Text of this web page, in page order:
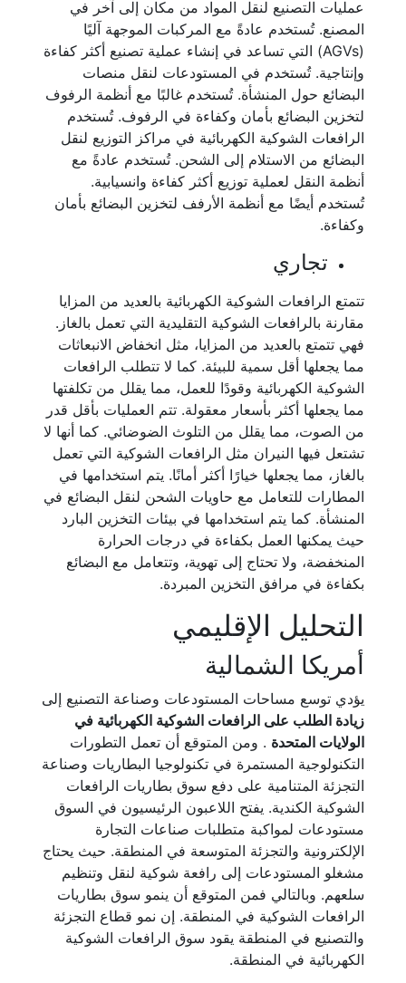
عمليات التصنيع لنقل المواد من مكان إلى آخر في
المصنع. تُستخدم عادةً مع المركبات الموجهة آليًا
(AGVs) التي تساعد في إنشاء عملية تصنيع أكثر كفاءة
وإنتاجية. تُستخدم في المستودعات لنقل منصات
البضائع حول المنشأة. تُستخدم غالبًا مع أنظمة الرفوف
لتخزين البضائع بأمان وكفاءة في الرفوف. تُستخدم
الرافعات الشوكية الكهربائية في مراكز التوزيع لنقل
البضائع من الاستلام إلى الشحن. تُستخدم عادةً مع
أنظمة النقل لعملية توزيع أكثر كفاءة وانسيابية.
تُستخدم أيضًا مع أنظمة الأرفف لتخزين البضائع بأمان
وكفاءة.
تجاري
تتمتع الرافعات الشوكية الكهربائية بالعديد من المزايا
مقارنة بالرافعات الشوكية التقليدية التي تعمل بالغاز.
فهي تتمتع بالعديد من المزايا، مثل انخفاض الانبعاثات
مما يجعلها أقل سمية للبيئة. كما لا تتطلب الرافعات
الشوكية الكهربائية وقودًا للعمل، مما يقلل من تكلفتها
مما يجعلها أكثر بأسعار معقولة. تتم العمليات بأقل قدر
من الصوت، مما يقلل من التلوث الضوضائي. كما أنها لا
تشتعل فيها النيران مثل الرافعات الشوكية التي تعمل
بالغاز، مما يجعلها خيارًا أكثر أمانًا. يتم استخدامها في
المطارات للتعامل مع حاويات الشحن لنقل البضائع في
المنشأة. كما يتم استخدامها في بيئات التخزين البارد
حيث يمكنها العمل بكفاءة في درجات الحرارة
المنخفضة، ولا تحتاج إلى تهوية، وتتعامل مع البضائع
بكفاءة في مرافق التخزين المبردة.
التحليل الإقليمي
أمريكا الشمالية
يؤدي توسع مساحات المستودعات وصناعة التصنيع إلى
زيادة الطلب على الرافعات الشوكية الكهربائية في
الولايات المتحدة . ومن المتوقع أن تعمل التطورات
التكنولوجية المستمرة في تكنولوجيا البطاريات وصناعة
التجزئة المتنامية على دفع سوق بطاريات الرافعات
الشوكية الكندية. يفتح اللاعبون الرئيسيون في السوق
مستودعات لمواكبة متطلبات صناعات التجارة
الإلكترونية والتجزئة المتوسعة في المنطقة. حيث يحتاج
مشغلو المستودعات إلى رافعة شوكية لنقل وتنظيم
سلعهم. وبالتالي فمن المتوقع أن ينمو سوق بطاريات
الرافعات الشوكية في المنطقة. إن نمو قطاع التجزئة
والتصنيع في المنطقة يقود سوق الرافعات الشوكية
الكهربائية في المنطقة.